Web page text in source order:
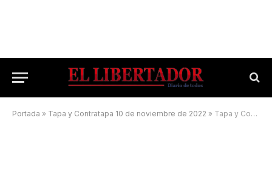
Portada » Tapa y Contratapa 10 de noviembre de 2022 » Tapa y Contratapa 23 de diciembre de 2022